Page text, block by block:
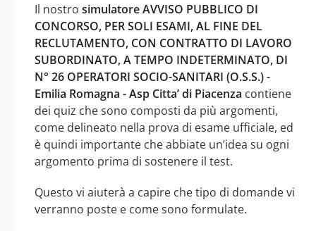
Il nostro simulatore AVVISO PUBBLICO DI
CONCORSO, PER SOLI ESAMI, AL FINE DEL
RECLUTAMENTO, CON CONTRATTO DI LAVORO
SUBORDINATO, A TEMPO INDETERMINATO, DI
N° 26 OPERATORI SOCIO-SANITARI (O.S.S.) -
Emilia Romagna - Asp Citta’ di Piacenza contiene
dei quiz che sono composti da più argomenti,
come delineato nella prova di esame ufficiale, ed
è quindi importante che abbiate un’idea su ogni
argomento prima di sostenere il test.
Questo vi aiuterà a capire che tipo di domande vi
verranno poste e come sono formulate.